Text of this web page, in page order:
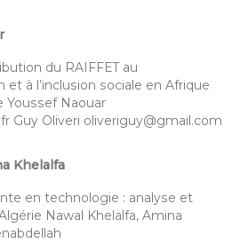
du RAIFFET au
à l’inclusion sociale en Afrique
Youssef Naouar
Guy Oliveri oliveriguy@gmail.com
Khelalfa
en technologie : analyse et
Nawal Khelalfa, Amina